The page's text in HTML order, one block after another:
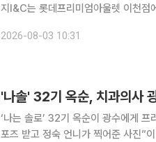
지I&C는 롯데프리미엄아울렛 이천
여성 고객이 한 공간에서 쇼핑할 수
2026-08-03 10:31
'나솔' 32기 옥순, 치과의사
‘나는 솔로’ 32기 옥순이 광수에게 프러포즈를 받았다. 1일 옥순은
포즈 받고 정숙 언니가 찍어준 사진”이라는